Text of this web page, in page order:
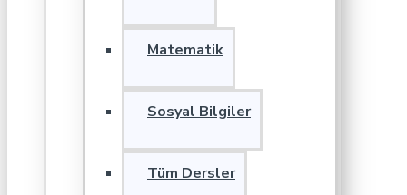
Matematik
Sosyal Bilgiler
Tüm Dersler